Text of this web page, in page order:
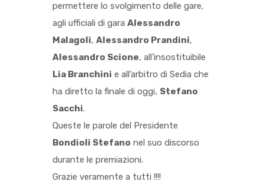
permettere lo svolgimento delle gare,
agli ufficiali di gara Alessandro
Malagoli, Alessandro Prandini,
Alessandro Scione, all’insostituibile
Lia Branchini e all’arbitro di Sedia che
ha diretto la finale di oggi, Stefano
Sacchi.
Queste le parole del Presidente
Bondioli Stefano nel suo discorso
durante le premiazioni.
Grazie veramente a tutti !!!!